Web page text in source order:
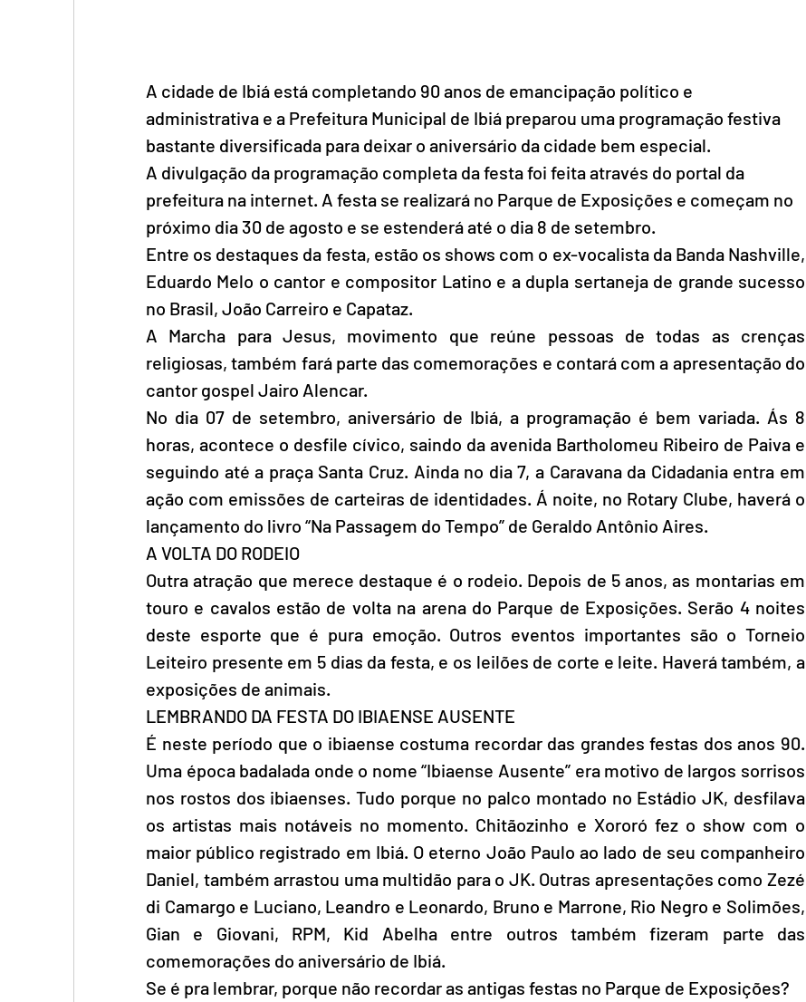
A cidade de Ibiá está completando 90 anos de emancipação político e
administrativa e a Prefeitura Municipal de Ibiá preparou uma programação festiva
bastante diversificada para deixar o aniversário da cidade bem especial.
A divulgação da programação completa da festa foi feita através do portal da
prefeitura na internet. A festa se realizará no Parque de Exposições e começam no
próximo dia 30 de agosto e se estenderá até o dia 8 de setembro.
Entre os destaques da festa, estão os shows com o ex-vocalista da Banda Nashville,
Eduardo Melo o cantor e compositor Latino e a dupla sertaneja de grande sucesso
no Brasil, João Carreiro e Capataz.
A Marcha para Jesus, movimento que reúne pessoas de todas as crenças
religiosas, também fará parte das comemorações e contará com a apresentação do
cantor gospel Jairo Alencar.
No dia 07 de setembro, aniversário de Ibiá, a programação é bem variada. Ás 8
horas, acontece o desfile cívico, saindo da avenida Bartholomeu Ribeiro de Paiva e
seguindo até a praça Santa Cruz. Ainda no dia 7, a Caravana da Cidadania entra em
ação com emissões de carteiras de identidades. Á noite, no Rotary Clube, haverá o
lançamento do livro “Na Passagem do Tempo” de Geraldo Antônio Aires.
A VOLTA DO RODEIO
Outra atração que merece destaque é o rodeio. Depois de 5 anos, as montarias em
touro e cavalos estão de volta na arena do Parque de Exposições. Serão 4 noites
deste esporte que é pura emoção. Outros eventos importantes são o Torneio
Leiteiro presente em 5 dias da festa, e os leilões de corte e leite. Haverá também, a
exposições de animais.
LEMBRANDO DA FESTA DO IBIAENSE AUSENTE
É neste período que o ibiaense costuma recordar das grandes festas dos anos 90.
Uma época badalada onde o nome “Ibiaense Ausente” era motivo de largos sorrisos
nos rostos dos ibiaenses. Tudo porque no palco montado no Estádio JK, desfilava
os artistas mais notáveis no momento. Chitãozinho e Xororó fez o show com o
maior público registrado em Ibiá. O eterno João Paulo ao lado de seu companheiro
Daniel, também arrastou uma multidão para o JK. Outras apresentações como Zezé
di Camargo e Luciano, Leandro e Leonardo, Bruno e Marrone, Rio Negro e Solimões,
Gian e Giovani, RPM, Kid Abelha entre outros também fizeram parte das
comemorações do aniversário de Ibiá.
Se é pra lembrar, porque não recordar as antigas festas no Parque de Exposições?